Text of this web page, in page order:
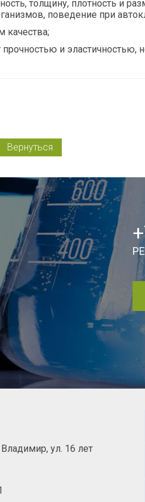
толщину, плотность и
поведение при
качества;
и эластичностью,
Вернуться
ул. 16 лет